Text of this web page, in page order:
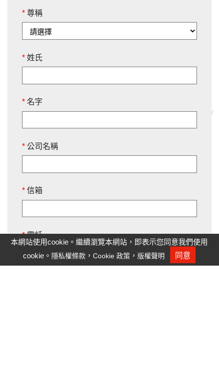
* 尊稱
* 姓氏
* 名字
* 公司名稱
* 信箱
*電話
人才招募
本網站使用cookie。繼續瀏覽本網站，即表示您同意我們使用
cookie。 隱私權條款 ，Cookie 政策 ， 版權聲明 同意